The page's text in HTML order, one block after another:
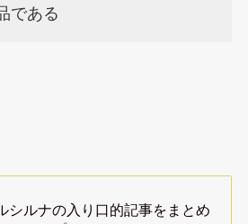
である
シルナの入り口的記事をまとめ